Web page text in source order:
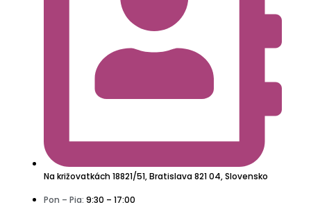
Na križovatkách 18821/51, Bratislava 821 04, Slovensko
Pon – Pia: 9:30 – 17:00